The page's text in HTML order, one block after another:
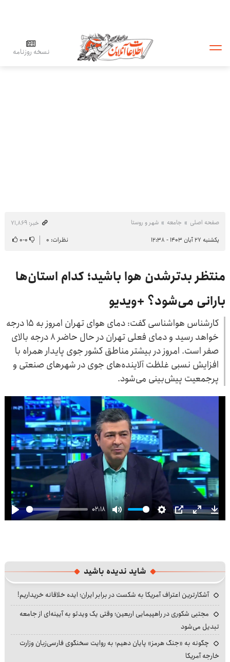
نسخه روزنامه
صفحه اصلی جامعه شهر و روستا
خبر: ۷۱٬۸۶۹
یکشنبه ۲۷ آبان ۱۴۰۳ - ۱۲:۳۸
نظرات: ۰ ۰-۰
منتظر بدترشدن هوا باشید؛ کدام استان‌ها
بارانی می‌شود؟ +ویدیو
کارشناس هواشناسی گفت: دمای هوای تهران امروز به ۱۵ درجه
خواهد رسید و دمای فعلی تهران در حال حاضر ۸ درجه بالای
صفر است. امروز در بیشتر مناطق کشور جوی پایدار همراه با
افزایش نسبی غلظت آلاینده‌های جوی در شهرهای صنعتی و
پرجمعیت پیش‌بینی می‌شود.
Play
02:18
Mute Settings
PIP Enter
شاید ندیده باشید
آشکارترین اعتراف آمریکا به شکست در برابر ایران؛ ایده خلاقانه خریداریم!
مجتبی شکوری در راهپیمایی اربعین؛ وقتی یک ویدئو به آیینه‌ای از جامعه
تبدیل می‌شود
چگونه به «جنگ هرمز» پایان دهیم؛ به روایت سخنگوی فارسی‌زبان وزارت
خارجه آمریکا